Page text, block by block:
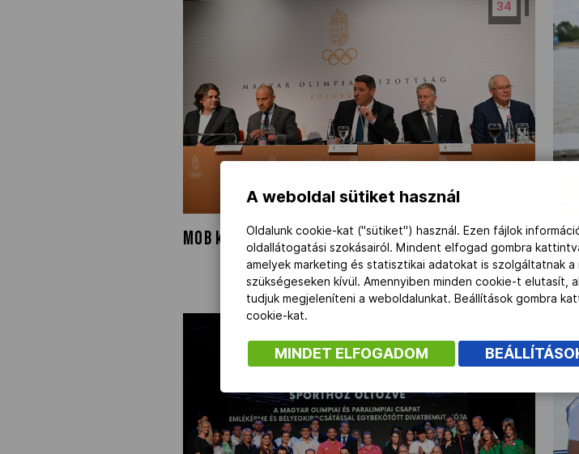
MOB közgyűlése (2024.05.11.)
34
100
A weboldal sütiket használ
Oldalunk cookie-kat ("sütiket") használ. Ezen fájlok
oldallátogatási szokásairól. Mindent elfogad gombra
amelyek marketing és statisztikai adatokat is szolgáltatnak
szükségeseken kívül. Amennyiben minden cookie-t elutasít,
tudjuk megjeleníteni a weboldalunkat. Beállítások gombra
cookie-kat.
MINDET ELFOGADOM